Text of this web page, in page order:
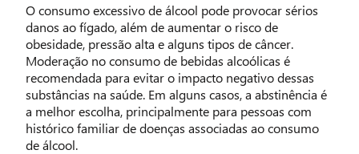
O consumo excessivo de álcool pode provocar sérios
danos ao fígado, além de aumentar o risco de
obesidade, pressão alta e alguns tipos de câncer.
Moderação no consumo de bebidas alcoólicas é
recomendada para evitar o impacto negativo dessas
substâncias na saúde. Em alguns casos, a abstinência é
a melhor escolha, principalmente para pessoas com
histórico familiar de doenças associadas ao consumo
de álcool.